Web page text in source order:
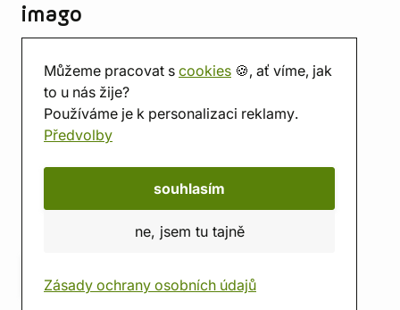
Můžeme pracovat s cookies 🍪, ať víme, jak
to u nás žije?
Používáme je k personalizaci reklamy.
Předvolby
souhlasím
ne, jsem tu tajně
Zásady ochrany osobních údajů
imago
Prodejna
Herna
O nás
Hodnocení obchodu